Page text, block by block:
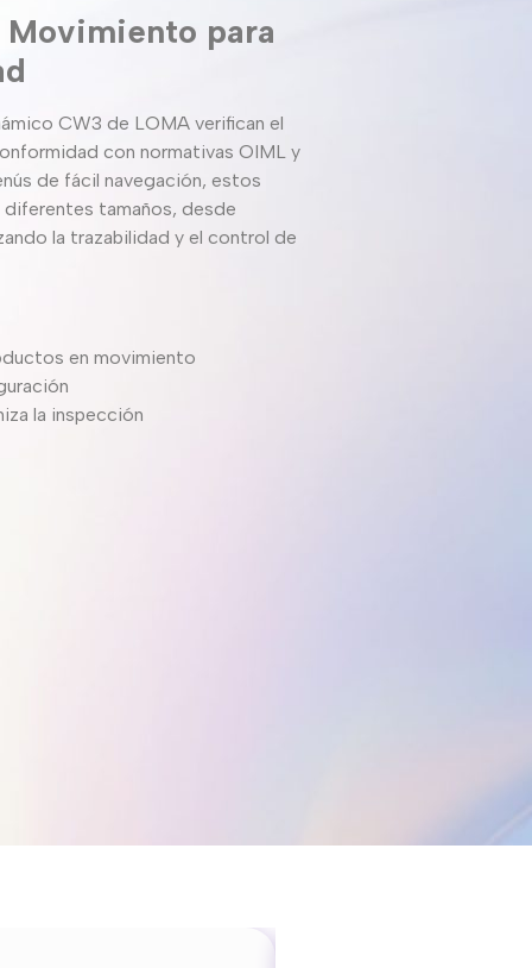
Movimiento para
CW3 de LOMA verifican el
con normativas OIML y
de fácil navegación, estos
tamaños, desde
la trazabilidad y el control de
en movimiento
la inspección